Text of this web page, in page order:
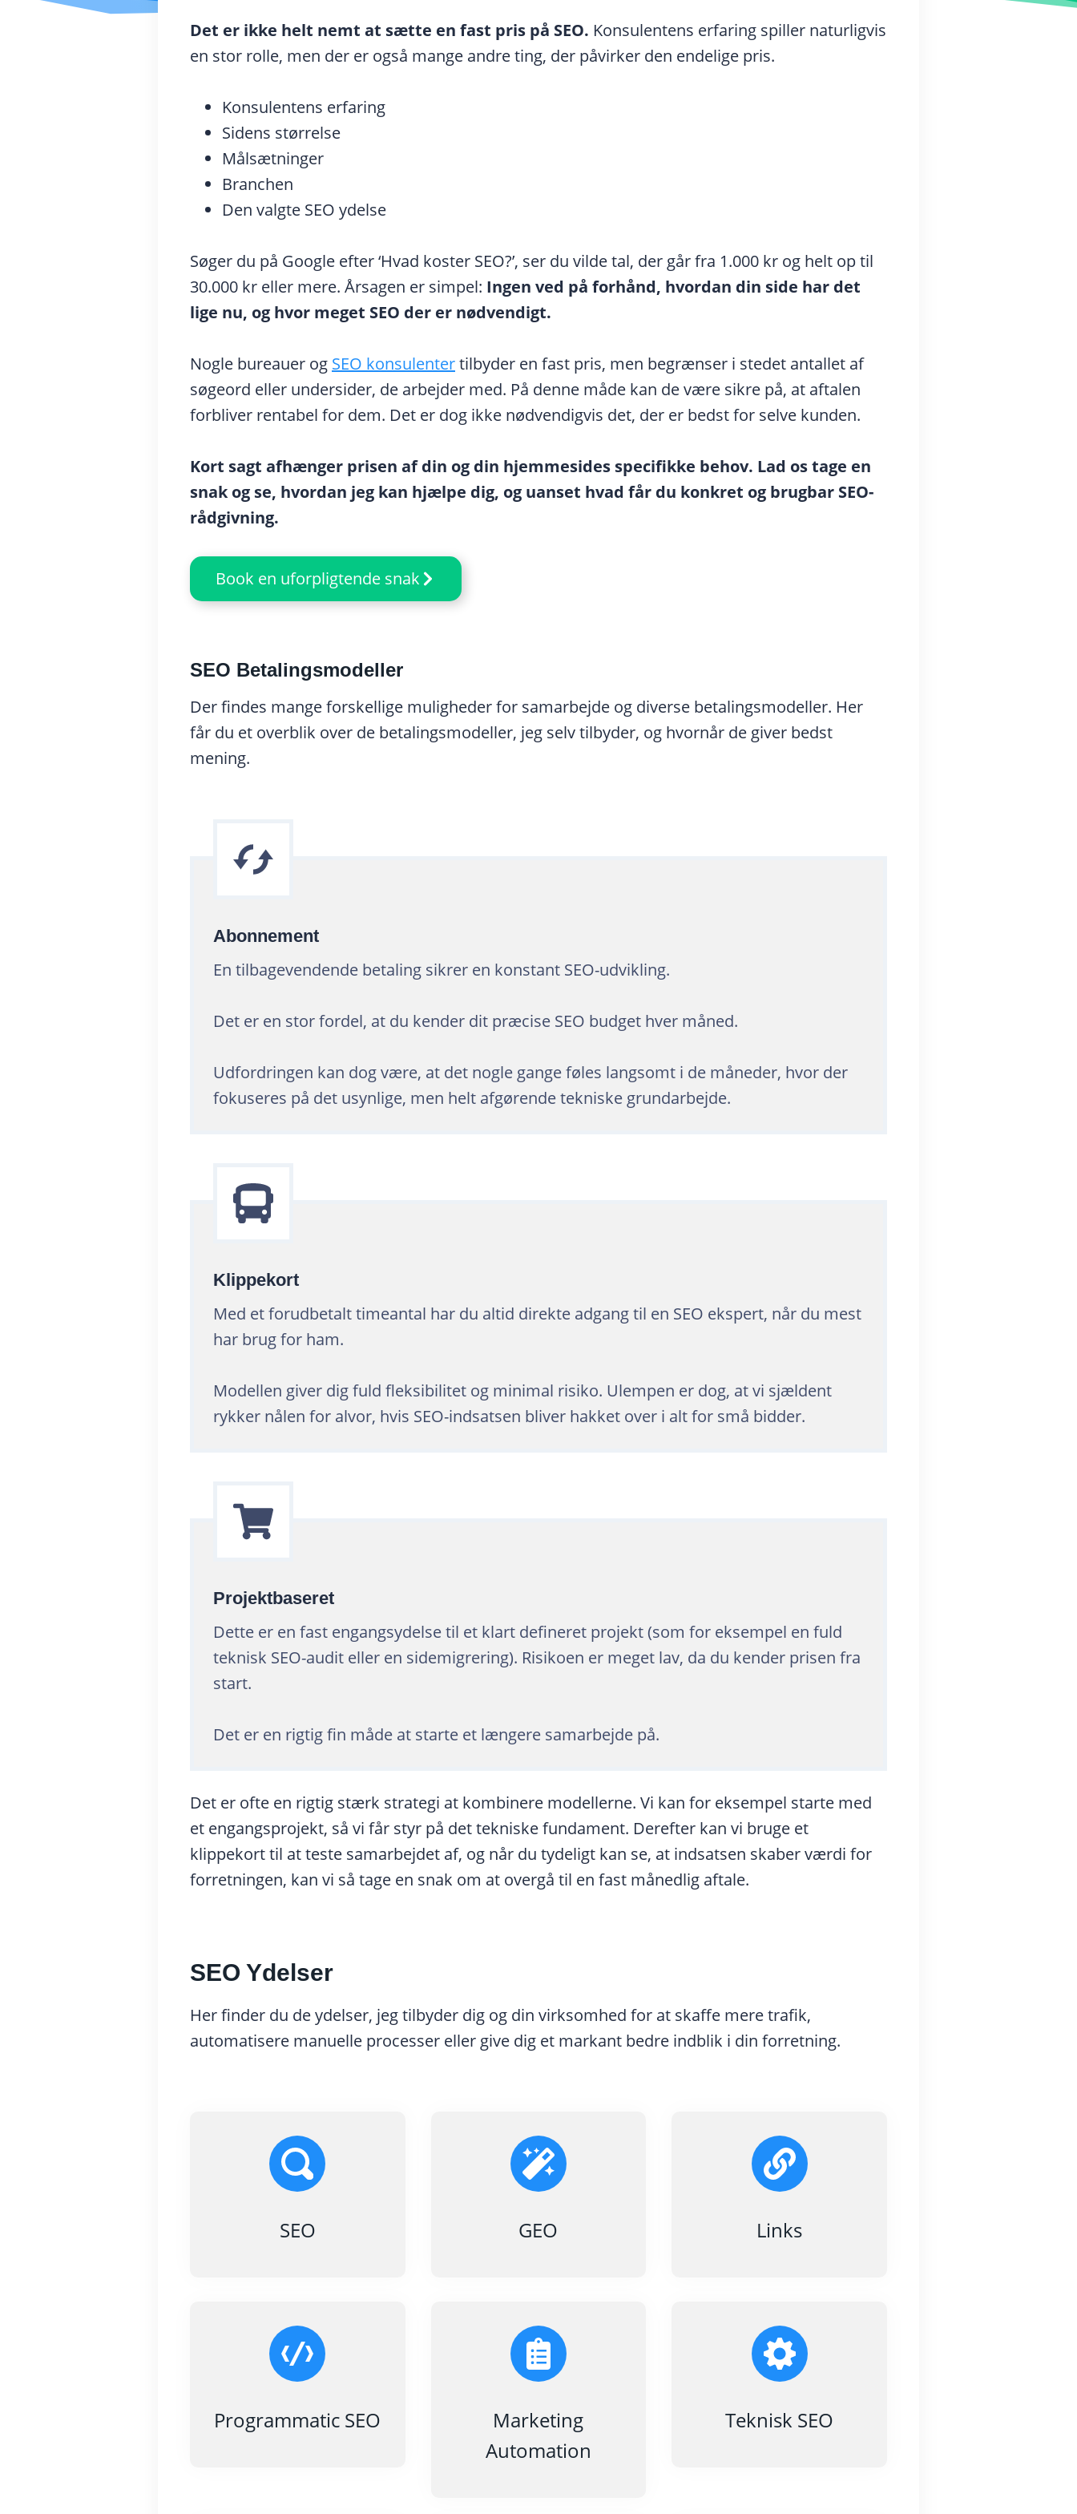
Det er ikke helt nemt at sætte en fast pris på SEO. Konsulentens erfaring spiller naturligvis
en stor rolle, men der er også mange andre ting, der påvirker den endelige pris.
Konsulentens erfaring
Sidens størrelse
Målsætninger
Branchen
Den valgte SEO ydelse
Søger du på Google efter ‘Hvad koster SEO?’, ser du vilde tal, der går fra 1.000 kr og helt op til
30.000 kr eller mere. Årsagen er simpel: Ingen ved på forhånd, hvordan din side har det
lige nu, og hvor meget SEO der er nødvendigt.
Nogle bureauer og SEO konsulentertilbyder en fast pris, men begrænser i stedet antallet af
søgeord eller undersider, de arbejder med. På denne måde kan de være sikre på, at aftalen
forbliver rentabel for dem. Det er dog ikke nødvendigvis det, der er bedst for selve kunden.
Kort sagt afhænger prisen af din og din hjemmesides specifikke behov. Lad os tage en
snak og se, hvordan jeg kan hjælpe dig, og uanset hvad får du konkret og brugbar SEO-
rådgivning.
Book en uforpligtende snak
SEO Betalingsmodeller
Der findes mange forskellige muligheder for samarbejde og diverse betalingsmodeller. Her
får du et overblik over de betalingsmodeller, jeg selv tilbyder, og hvornår de giver bedst
mening.
Abonnement
En tilbagevendende betaling sikrer en konstant SEO-udvikling.
Det er en stor fordel, at du kender dit præcise SEO budget hver måned.
Udfordringen kan dog være, at det nogle gange føles langsomt i de måneder, hvor der
fokuseres på det usynlige, men helt afgørende tekniske grundarbejde.
Klippekort
Med et forudbetalt timeantal har du altid direkte adgang til en SEO ekspert, når du mest
har brug for ham.
Modellen giver dig fuld fleksibilitet og minimal risiko. Ulempen er dog, at vi sjældent
rykker nålen for alvor, hvis SEO-indsatsen bliver hakket over i alt for små bidder.
Projektbaseret
Dette er en fast engangsydelse til et klart defineret projekt (som for eksempel en fuld
teknisk SEO-audit eller en sidemigrering). Risikoen er meget lav, da du kender prisen fra
start.
Det er en rigtig fin måde at starte et længere samarbejde på.
Det er ofte en rigtig stærk strategi at kombinere modellerne. Vi kan for eksempel starte med
et engangsprojekt, så vi får styr på det tekniske fundament. Derefter kan vi bruge et
klippekort til at teste samarbejdet af, og når du tydeligt kan se, at indsatsen skaber værdi for
forretningen, kan vi så tage en snak om at overgå til en fast månedlig aftale.
SEO Ydelser
Her finder du de ydelser, jeg tilbyder dig og din virksomhed for at skaffe mere trafik,
automatisere manuelle processer eller give dig et markant bedre indblik i din forretning.
SEO GEO Links
Programmatic SEO
Marketing
Automation
Teknisk SEO